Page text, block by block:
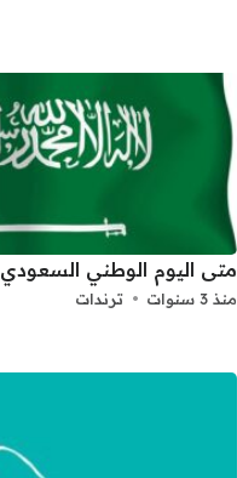
متى اليوم الوطني السعودي 2023
منذ 3 سنوات ترندات